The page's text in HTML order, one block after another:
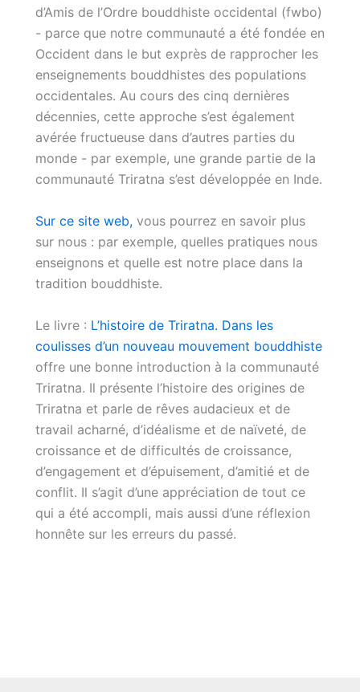
d’Amis de l’Ordre bouddhiste occidental (fwbo)
- parce que notre communauté a été fondée en
Occident dans le but exprès de rapprocher les
enseignements bouddhistes des populations
occidentales. Au cours des cinq dernières
décennies, cette approche s’est également
avérée fructueuse dans d’autres parties du
monde - par exemple, une grande partie de la
communauté Triratna s’est développée en Inde.
Sur ce site web, vous pourrez en savoir plus
sur nous : par exemple, quelles pratiques nous
enseignons et quelle est notre place dans la
tradition bouddhiste.
Le livre : L’histoire de Triratna. Dans les
coulisses d’un nouveau mouvement bouddhiste
offre une bonne introduction à la communauté
Triratna. Il présente l’histoire des origines de
Triratna et parle de rêves audacieux et de
travail acharné, d’idéalisme et de naïveté, de
croissance et de difficultés de croissance,
d’engagement et d’épuisement, d’amitié et de
conflit. Il s’agit d’une appréciation de tout ce
qui a été accompli, mais aussi d’une réflexion
honnête sur les erreurs du passé.